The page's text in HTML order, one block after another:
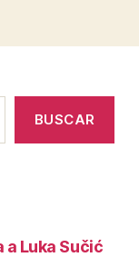
BUSCAR
Luka Sučić